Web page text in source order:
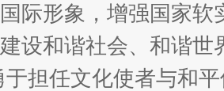
际形象，增强国家
设和谐社会、和谐
于担任文化使者与和